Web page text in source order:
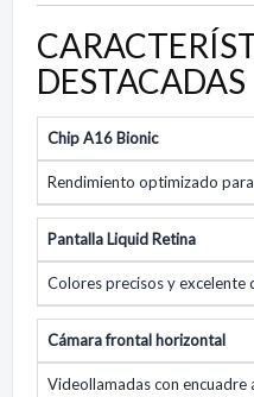
DESTACADAS
Chip A16 Bionic
Rendimiento optimizado
Pantalla Liquid Retina
Colores precisos y excelente
Cámara frontal horizontal
Videollamadas con encuadre